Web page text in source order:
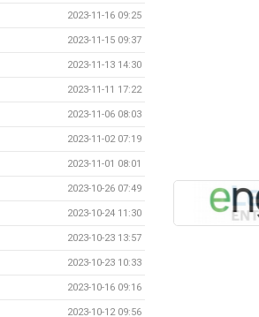
2023-11-16 09:25
2023-11-15 09:37
2023-11-13 14:30
2023-11-11 17:22
2023-11-06 08:03
2023-11-02 07:19
2023-11-01 08:01
2023-10-26 07:49
2023-10-24 11:30
2023-10-23 13:57
2023-10-23 10:33
2023-10-16 09:16
2023-10-12 09:56